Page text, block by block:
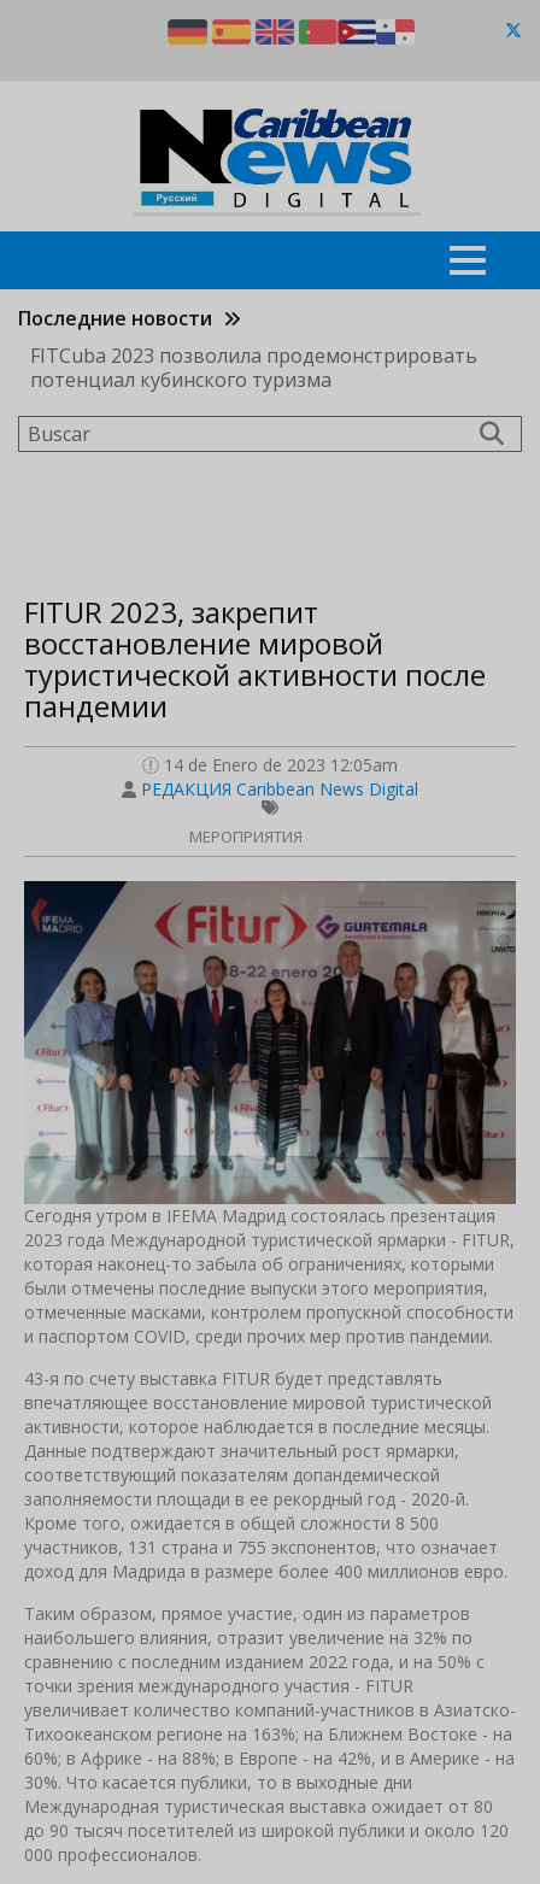
Последние новости
FITCuba 2023 позволила продемонстрировать
потенциал кубинского туризма
Buscar
FITUR 2023, закрепит
восстановление мировой
туристической активности после
пандемии
14 de Enero de 2023 12:05am
РЕДАКЦИЯ Caribbean News Digital
МЕРОПРИЯТИЯ
Сегодня утром в IFEMA Мадрид состоялась презентация
2023 года Международной туристической ярмарки - FITUR,
которая наконец-то забыла об ограничениях, которыми
были отмечены последние выпуски этого мероприятия,
отмеченные масками, контролем пропускной способности
и паспортом COVID, среди прочих мер против пандемии.
43-я по счету выставка FITUR будет представлять
впечатляющее восстановление мировой туристической
активности, которое наблюдается в последние месяцы.
Данные подтверждают значительный рост ярмарки,
соответствующий показателям допандемической
заполняемости площади в ее рекордный год - 2020-й.
Кроме того, ожидается в общей сложности 8 500
участников, 131 страна и 755 экспонентов, что означает
доход для Мадрида в размере более 400 миллионов евро.
Таким образом, прямое участие, один из параметров
наибольшего влияния, отразит увеличение на 32% по
сравнению с последним изданием 2022 года, и на 50% с
точки зрения международного участия - FITUR
увеличивает количество компаний-участников в Азиатско-
Тихоокеанском регионе на 163%; на Ближнем Востоке - на
60%; в Африке - на 88%; в Европе - на 42%, и в Америке - на
30%. Что касается публики, то в выходные дни
Международная туристическая выставка ожидает от 80
до 90 тысяч посетителей из широкой публики и около 120
000 профессионалов.